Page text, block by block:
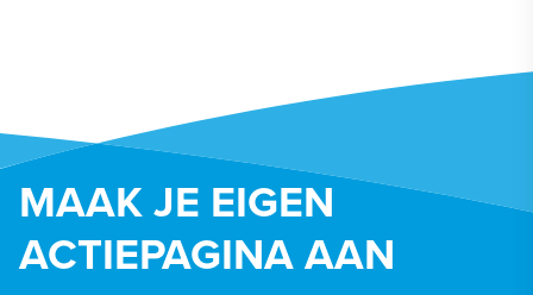
MAAK JE EIGEN
ACTIEPAGINA AAN